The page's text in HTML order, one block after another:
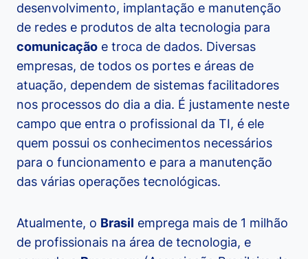
desenvolvimento, implantação e manutenção
de redes e produtos de alta tecnologia para
comunicação e troca de dados. Diversas
empresas, de todos os portes e áreas de
atuação, dependem de sistemas facilitadores
nos processos do dia a dia. É justamente neste
campo que entra o profissional da TI, é ele
quem possui os conhecimentos necessários
para o funcionamento e para a manutenção
das várias operações tecnológicas.
Atualmente, o Brasil emprega mais de 1 milhão
de profissionais na área de tecnologia, e